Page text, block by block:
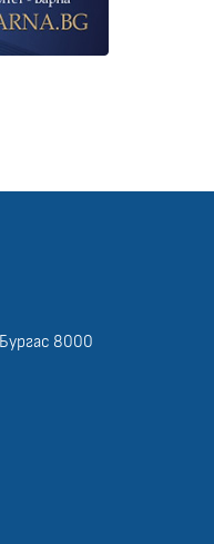
Бургас 8000